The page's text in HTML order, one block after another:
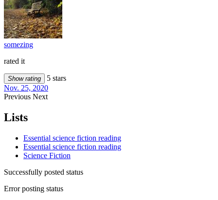
somezing
rated it
Show rating
5 stars
Nov. 25, 2020
Previous Next
Lists
Essential science fiction reading
Essential science fiction reading
Science Fiction
Successfully posted status
Error posting status